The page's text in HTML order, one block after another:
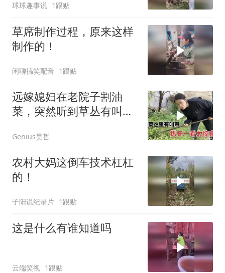
球球趣事说 1跟贴
草席制作过程，原来这样
制作的！
闲聊搞笑配音 1跟贴
远嫁媳妇在老院子割油
菜，突然听到草丛有叫
Genius昊哲
农村大妈这倒车技术杠杠
的！
子阳说纪录片 1跟贴
这是什么有谁知道吗
云端笑视 1跟贴